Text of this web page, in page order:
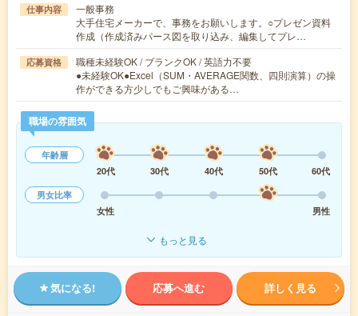
仕事内容
一般事務
大手住宅メーカーで、事務をお願いします。○プレゼン資料
作成（作成済みパース図を取り込み、編集してプレ…
応募資格
職種未経験OK / ブランクOK / 英語力不要
●未経験OK●Excel（SUM・AVERAGE関数、四則演算）の操
作ができる方少しでもご興味がある…
職場の雰囲気
年齢層
20代
30代 40代 50代
60代
男女比率
女性
男性
もっと見る
気になる! 応募へ進む 詳しく見る